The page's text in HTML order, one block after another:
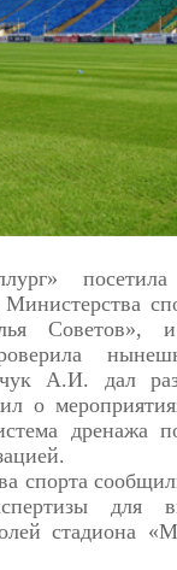
Министерства
Советов»,
А.И. дал
о
дренажа
спорта
для
стадиона